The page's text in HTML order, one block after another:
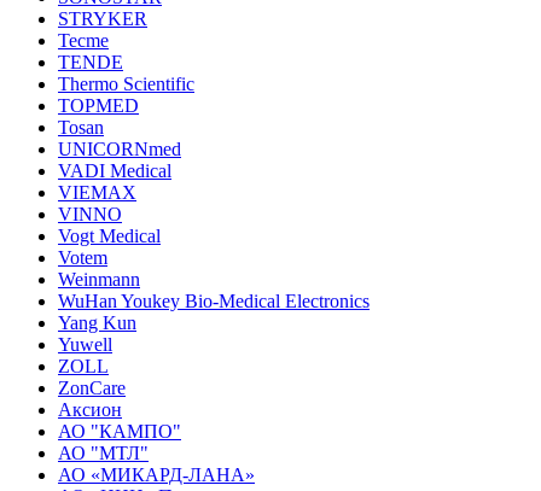
STRYKER
Tecme
TENDE
Thermo Scientific
TOPMED
Tosan
UNICORNmed
VADI Medical
VIEMAX
VINNO
Vogt Medical
Votem
Weinmann
WuHan Youkey Bio-Medical Electronics
Yang Kun
Yuwell
ZOLL
ZonCare
Аксион
АО "КАМПО"
АО "МТЛ"
АО «МИКАРД-ЛАНА»